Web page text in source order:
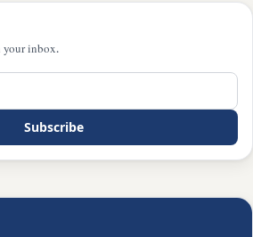
your inbox.
Subscribe